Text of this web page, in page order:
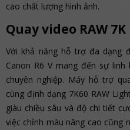
cao chất lượng hình ảnh.
Quay video RAW 7K
Với khả năng hỗ trợ đa dạng
Canon R6 V mang đến sự
chuyên nghiệp. Máy hỗ trợ
cùng định dạng 7K60 RAW
giàu chiều sâu và độ chi tiết
việc chỉnh màu nâng cao cũng